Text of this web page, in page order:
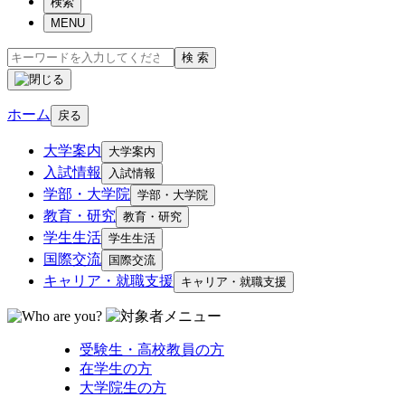
MENU
検 索
ホーム 戻る
大学案内 大学案内
入試情報 入試情報
学部・大学院 学部・大学院
教育・研究 教育・研究
学生生活 学生生活
国際交流 国際交流
キャリア・就職支援 キャリア・就職支援
受験生・高校教員の方
在学生の方
大学院生の方